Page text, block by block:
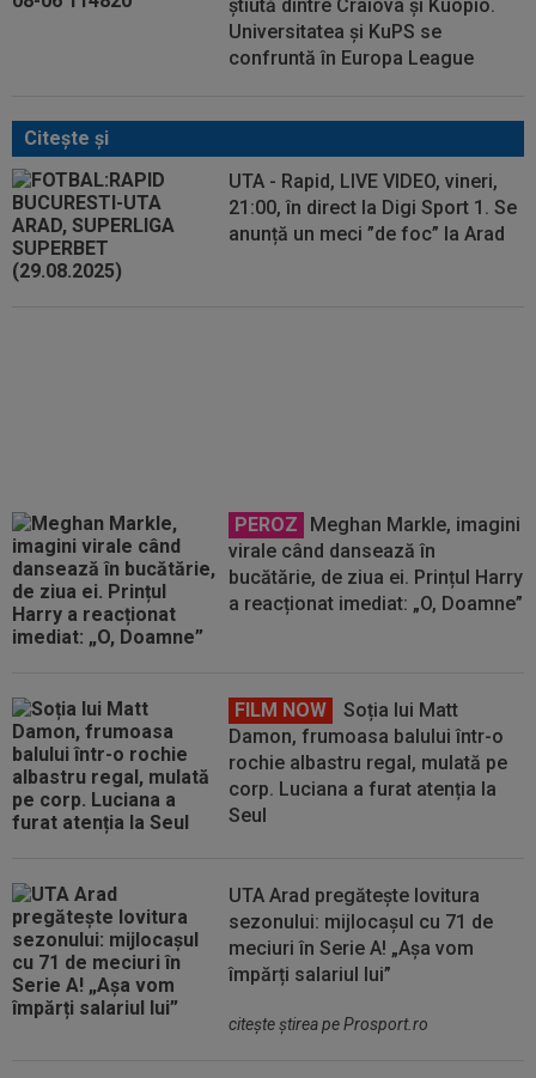
știută dintre Craiova și Kuopio.
Universitatea și KuPS se
confruntă în Europa League
Citeşte şi
UTA - Rapid, LIVE VIDEO, vineri,
21:00, în direct la Digi Sport 1. Se
anunță un meci ”de foc” la Arad
PEROZ
Meghan Markle, imagini
virale când dansează în
bucătărie, de ziua ei. Prințul Harry
a reacționat imediat: „O, Doamne”
FILM NOW
Soția lui Matt
Damon, frumoasa balului într-o
rochie albastru regal, mulată pe
corp. Luciana a furat atenția la
Seul
UTA Arad pregătește lovitura
sezonului: mijlocașul cu 71 de
meciuri în Serie A! „Așa vom
împărți salariul lui”
citeşte ştirea pe Prosport.ro